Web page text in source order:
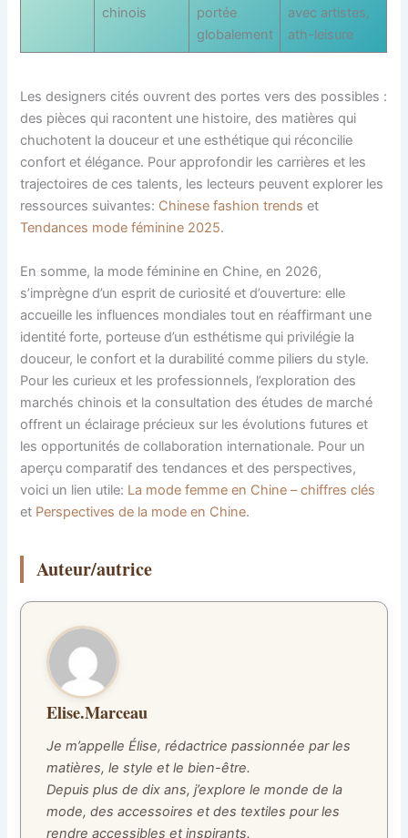
chinois
portée
globalement
avec artistes,
ath-leisure
Les designers cités ouvrent des portes vers des possibles :
des pièces qui racontent une histoire, des matières qui
chuchotent la douceur et une esthétique qui réconcilie
confort et élégance. Pour approfondir les carrières et les
trajectoires de ces talents, les lecteurs peuvent explorer les
ressources suivantes: Chinese fashion trends et
Tendances mode féminine 2025.
En somme, la mode féminine en Chine, en 2026,
s’imprègne d’un esprit de curiosité et d’ouverture: elle
accueille les influences mondiales tout en réaffirmant une
identité forte, porteuse d’un esthétisme qui privilégie la
douceur, le confort et la durabilité comme piliers du style.
Pour les curieux et les professionnels, l’exploration des
marchés chinois et la consultation des études de marché
offrent un éclairage précieux sur les évolutions futures et
les opportunités de collaboration internationale. Pour un
aperçu comparatif des tendances et des perspectives,
voici un lien utile: La mode femme en Chine – chiffres clés
et Perspectives de la mode en Chine.
Auteur/autrice
Elise.Marceau
Je m’appelle Élise, rédactrice passionnée par les
matières, le style et le bien-être.
Depuis plus de dix ans, j’explore le monde de la
mode, des accessoires et des textiles pour les
rendre accessibles et inspirants.